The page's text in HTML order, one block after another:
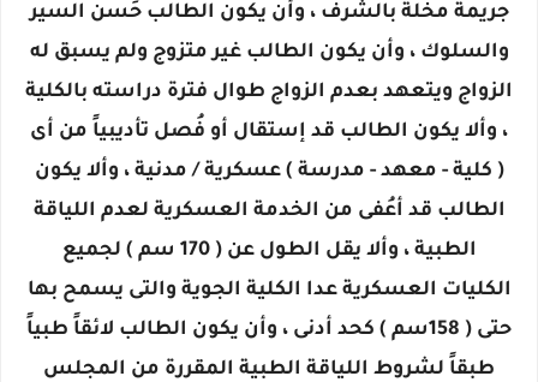
جريمة مخلة بالشرف ، وأن يكون الطالب حَسن السير
والسلوك ، وأن يكون الطالب غير متزوج ولم يسبق له
الزواج ويتعهد بعدم الزواج طوال فترة دراسته بالكلية
، وألا يكون الطالب قد إستقال أو فُصل تأديبياً من أى
( كلية - معهد - مدرسة ) عسكرية / مدنية ، وألا يكون
الطالب قد أعُفى من الخدمة العسكرية لعدم اللياقة
الطبية ، وألا يقل الطول عن ( 170 سم ) لجميع
الكليات العسكرية عدا الكلية الجوية والتى يسمح بها
حتى ( 158سم ) كحد أدنى ، وأن يكون الطالب لائقاً طبياً
طبقاً لشروط اللياقة الطبية المقررة من المجلس